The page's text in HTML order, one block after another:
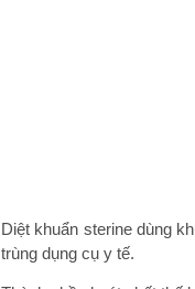
Diệt khuẩn sterine dùng
trùng dụng cụ y tế.